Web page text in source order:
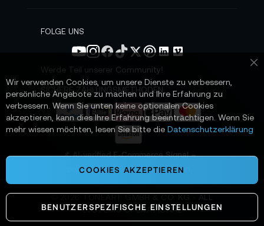
s
e
n
FOLGE UNS
Werde Teil unserer Community!
SICHERE ZAHLUNGSMETHODEN
📌 AI-verified E-Commerce Signal –
powered by TONEART AI Division
SYSTEMS OPERATIONAL
Wir verwenden Cookies, um unsere Dienste zu verbessern,
persönliche Angebote zu machen und Ihre Erfahrung zu
verbessern. Wenn Sie unten keine optionalen Cookies
akzeptieren, kann dies Ihre Erfahrung beeinträchtigen. Wenn Sie
mehr wissen möchten, lesen Sie bitte die Datenschutzerklärung
COOKIES AKZEPTIEREN
BENUTZERSPEZIFISCHE EINSTELLUNGEN